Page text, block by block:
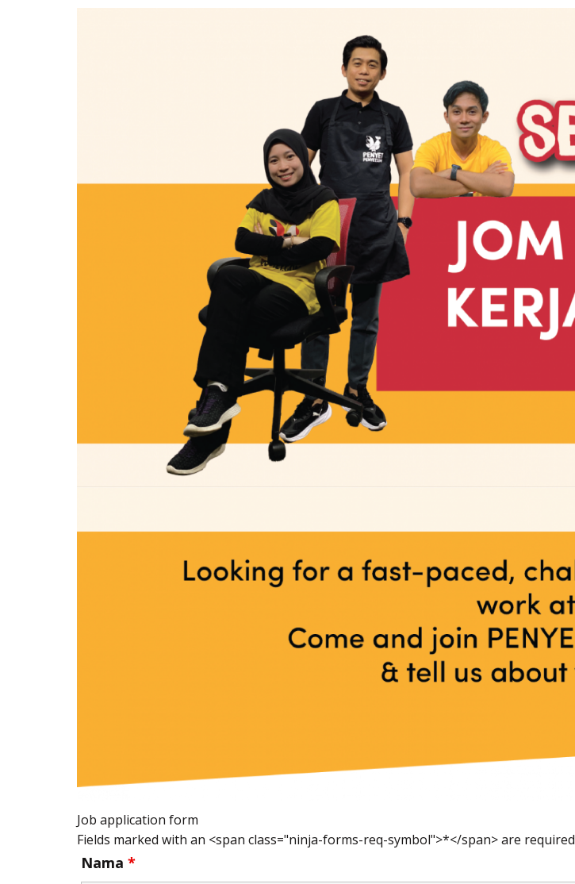
Job application form
Fields marked with an <span class="ninja-forms-req-symbol">*</span> are required
Nama *